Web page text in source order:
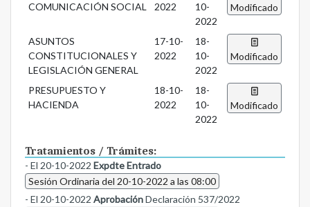
COMUNICACIÓN SOCIAL
2022
10-
2022
Modificado
ASUNTOS
CONSTITUCIONALES Y
LEGISLACIÓN GENERAL
17-10-
2022
18-
10-
2022
Modificado
PRESUPUESTO Y
HACIENDA
18-10-
2022
18-
10-
2022
Modificado
Tratamientos / Trámites:
- El 20-10-2022 Expdte Entrado
Sesión Ordinaria del 20-10-2022 a las 08:00
- El 20-10-2022 AprobaciónDeclaración 537/2022